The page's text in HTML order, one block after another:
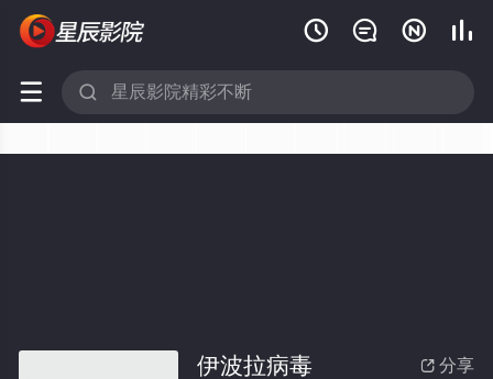
   
 
 分享
伊波拉病毒